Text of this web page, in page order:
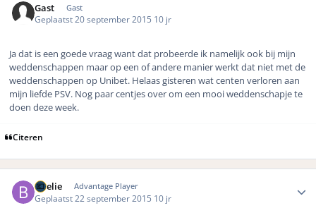
Gast Gast
Geplaatst 20 september 2015 10 jr
Ja dat is een goede vraag want dat probeerde ik namelijk ook bij mijn
weddenschappen maar op een of andere manier werkt dat niet met de
weddenschappen op Unibet. Helaas gisteren wat centen verloren aan
mijn liefde PSV. Nog paar centjes over om een mooi weddenschapje te
doen deze week.
Citeren
Boelie Advantage Player
Geplaatst 22 september 2015 10 jr